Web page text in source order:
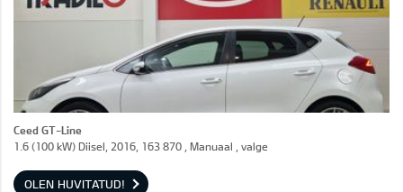
Ceed GT-Line
1.6 (100 kW) Diisel, 2016, 163 870 , Manuaal , valge
OLEN HUVITATUD!